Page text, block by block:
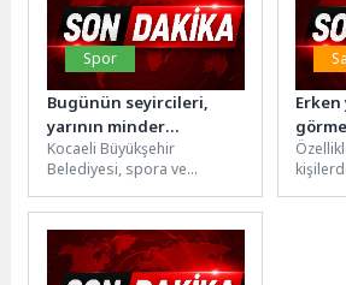
Spor
Bugünün seyircileri,
yarının minder
kahramanları
Kocaeli Büyükşehir
Belediyesi, spora ve
yarının başarılı millilerini
yetiştirirken, kentte
düzenlediği
organizasyonlarla...
Erken